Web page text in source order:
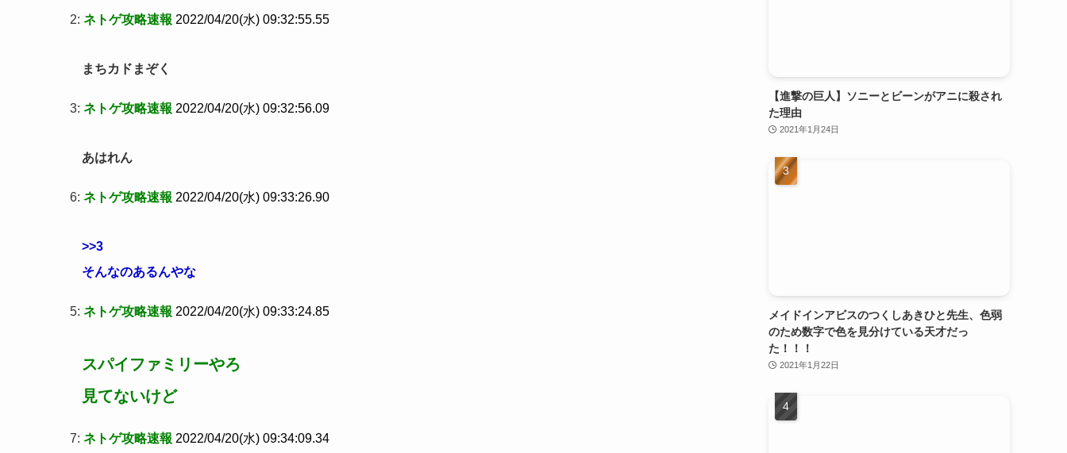
2: ネトゲ攻略速報 2022/04/20(水) 09:32:55.55
まちカドまぞく
3: ネトゲ攻略速報 2022/04/20(水) 09:32:56.09
あはれん
6: ネトゲ攻略速報 2022/04/20(水) 09:33:26.90
>>3
そんなのあるんやな
5: ネトゲ攻略速報 2022/04/20(水) 09:33:24.85
スパイファミリーやろ
見てないけど
7: ネトゲ攻略速報 2022/04/20(水) 09:34:09.34
【進撃の巨人】ソニーとビーンがアニに殺され
た理由
2021年1月24日
メイドインアビスのつくしあきひと先生、色弱
のため数字で色を見分けている天才だっ
た！！！
2021年1月22日